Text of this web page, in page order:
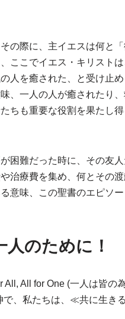
の際に、主イエスは何と「
ここでイエス・キリスト
人を癒された、と受け止め
、一人の人が癒されたり
ちも重要な役割を果たし得
困難だった時に、その友人
治療費を集め、何とその
意味、この聖書のエピソー
のために！
All for One (一人は皆の為
で、私たちは、≪共に生き